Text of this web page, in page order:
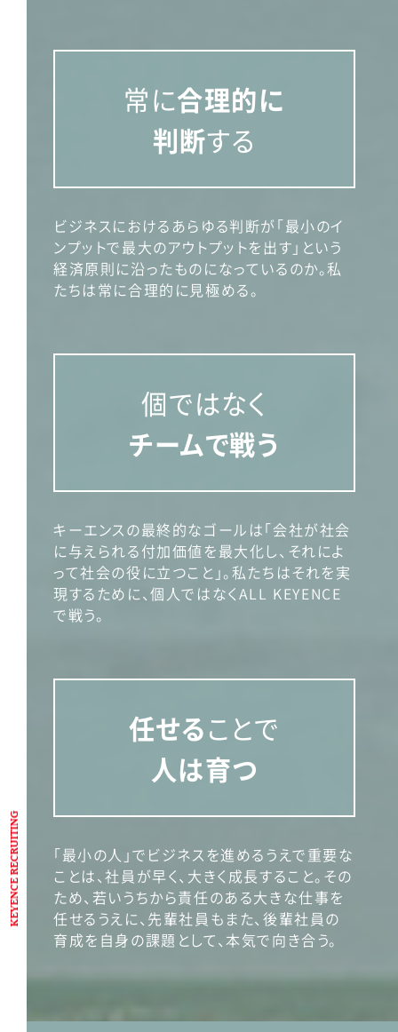
KEYENCE RECRUITING
常に合理的に
判断する
ビジネスにおけるあらゆる判断が「最小のイ
ンプットで最大のアウトプットを出す」という
経済原則に沿ったものになっているのか。私
たちは常に合理的に見極める。
個ではなく
チームで戦う
キーエンスの最終的なゴールは「会社が社会
に与えられる付加価値を最大化し、それによ
って社会の役に立つこと」。私たちはそれを実
現するために、個人ではなくALL KEYENCE
で戦う。
任せることで
人は育つ
「最小の人」でビジネスを進めるうえで重要な
ことは、社員が早く、大きく成長すること。その
ため、若いうちから責任のある大きな仕事を
任せるうえに、先輩社員もまた、後輩社員の
育成を自身の課題として、本気で向き合う。